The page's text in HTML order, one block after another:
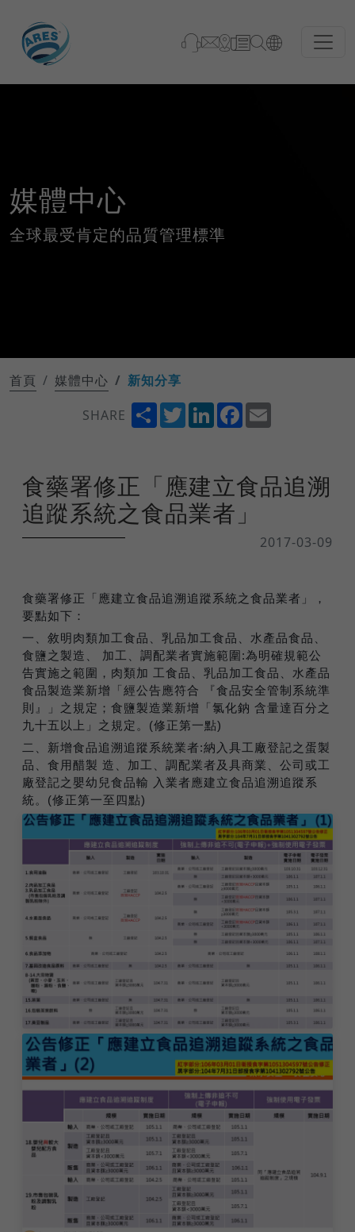
媒體中心
全球最受肯定的品質管理標準
首頁 媒體中心
新知分享
SHARE
ShareTwitterLinkedInFacebook
食藥署修正「應建立食品追溯
追蹤系統之食品業者」
2017-03-09
食藥署修正「應建立食品追溯追蹤系統之食品業者」，
要點如下：
一、敘明肉類加工食品、乳品加工食品、水產品食品、
食鹽之製造、 加工、調配業者實施範圍:為明確規範公
告實施之範圍，肉類加 工食品、乳品加工食品、水產品
食品製造業新增「經公告應符合 『食品安全管制系統準
則』」之規定；食鹽製造業新增「氯化鈉 含量達百分之
九十五以上」之規定。(修正第一點)
二、新增食品追溯追蹤系統業者:納入具工廠登記之蛋製
品、食用醋製 造、加工、調配業者及具商業、公司或工
廠登記之嬰幼兒食品輸 入業者應建立食品追溯追蹤系
統。(修正第一至四點)